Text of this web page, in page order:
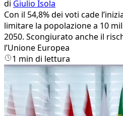
di Giulio Isola
Con il 54,8% dei voti cade
limitare la popolazione a 10
2050. Scongiurato anche il
l’Unione Europea
1 min di lettura